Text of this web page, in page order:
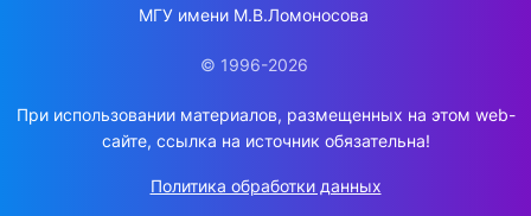
МГУ имени М.В.Ломоносова
© 1996-2026
При использовании материалов, размещенных на этом web-
сайте, ссылка на источник обязательна!
Политика обработки данных